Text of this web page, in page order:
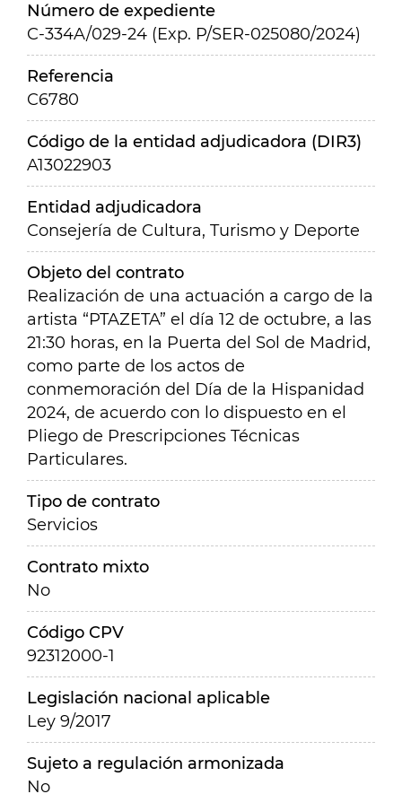
Número de expediente
C-334A/029-24 (Exp. P/SER-025080/2024)
Referencia
C6780
Código de la entidad adjudicadora (DIR3)
A13022903
Entidad adjudicadora
Consejería de Cultura, Turismo y Deporte
Objeto del contrato
Realización de una actuación a cargo de la
artista “PTAZETA” el día 12 de octubre, a las
21:30 horas, en la Puerta del Sol de Madrid,
como parte de los actos de
conmemoración del Día de la Hispanidad
2024, de acuerdo con lo dispuesto en el
Pliego de Prescripciones Técnicas
Particulares.
Tipo de contrato
Servicios
Contrato mixto
No
Código CPV
92312000-1
Legislación nacional aplicable
Ley 9/2017
Sujeto a regulación armonizada
No